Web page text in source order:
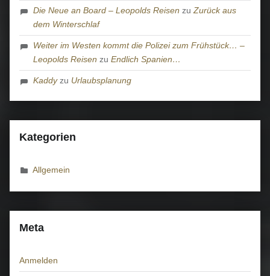
Die Neue an Board – Leopolds Reisen zuZurück aus
dem Winterschlaf
Weiter im Westen kommt die Polizei zum Frühstück… –
Leopolds Reisen zuEndlich Spanien…
Kaddyzu Urlaubsplanung
Kategorien
Allgemein
Meta
Anmelden